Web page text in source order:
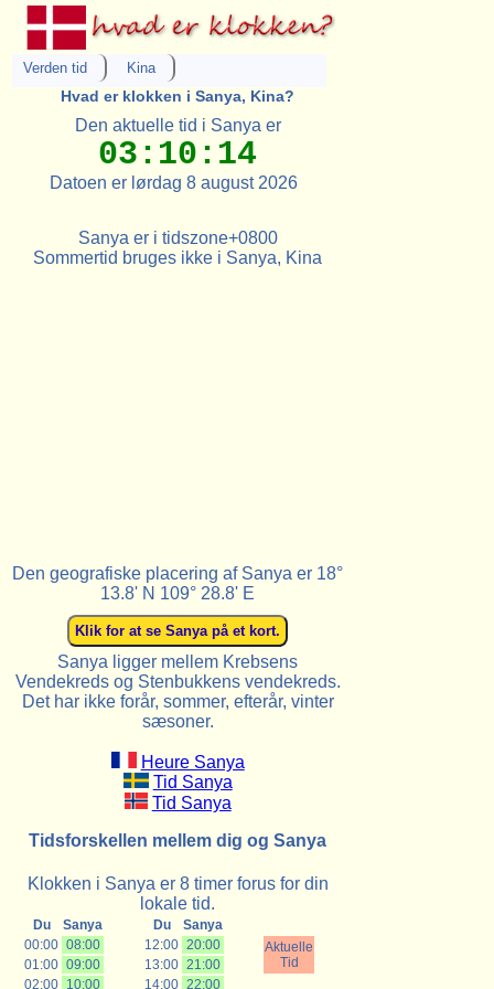
Verden tid Kina
Hvad er klokken i Sanya, Kina?
Den aktuelle tid i Sanya er
03:10:14
Datoen er lørdag 8 august 2026
Sanya er i tidszone+0800
Sommertid bruges ikke i Sanya, Kina
Den geografiske placering af Sanya er 18°
13.8' N 109° 28.8' E
Sanya ligger mellem Krebsens
Vendekreds og Stenbukkens vendekreds.
Det har ikke forår, sommer, efterår, vinter
sæsoner.
Heure Sanya
Tid Sanya
Tid Sanya
Tidsforskellen mellem dig og Sanya
Klokken i Sanya er 8 timer forus for din
lokale tid.
Du Sanya Du
Sanya
00:00 08:00 12:00 20:00
Aktuelle
Tid
01:00 09:00 13:00 21:00
02:00 10:00 14:00 22:00